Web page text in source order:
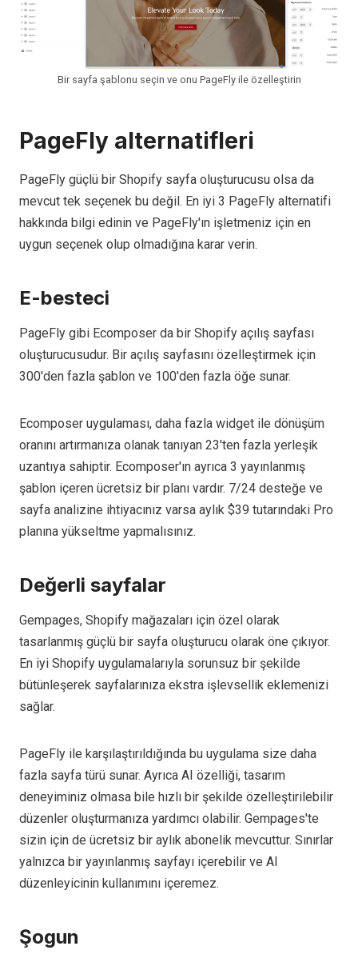
Bir sayfa şablonu seçin ve onu PageFly ile özelleştirin
PageFly alternatifleri
PageFly güçlü bir Shopify sayfa oluşturucusu olsa da
mevcut tek seçenek bu değil. En iyi 3 PageFly alternatifi
hakkında bilgi edinin ve PageFly'ın işletmeniz için en
uygun seçenek olup olmadığına karar verin.
E-besteci
PageFly gibi Ecomposer da bir Shopify açılış sayfası
oluşturucusudur. Bir açılış sayfasını özelleştirmek için
300'den fazla şablon ve 100'den fazla öğe sunar.
Ecomposer uygulaması, daha fazla widget ile dönüşüm
oranını artırmanıza olanak tanıyan 23'ten fazla yerleşik
uzantıya sahiptir. Ecomposer'ın ayrıca 3 yayınlanmış
şablon içeren ücretsiz bir planı vardır. 7/24 desteğe ve
sayfa analizine ihtiyacınız varsa aylık $39 tutarındaki Pro
planına yükseltme yapmalısınız.
Değerli sayfalar
Gempages, Shopify mağazaları için özel olarak
tasarlanmış güçlü bir sayfa oluşturucu olarak öne çıkıyor.
En iyi Shopify uygulamalarıyla sorunsuz bir şekilde
bütünleşerek sayfalarınıza ekstra işlevsellik eklemenizi
sağlar.
PageFly ile karşılaştırıldığında bu uygulama size daha
fazla sayfa türü sunar. Ayrıca AI özelliği, tasarım
deneyiminiz olmasa bile hızlı bir şekilde özelleştirilebilir
düzenler oluşturmanıza yardımcı olabilir. Gempages'te
sizin için de ücretsiz bir aylık abonelik mevcuttur. Sınırlar
yalnızca bir yayınlanmış sayfayı içerebilir ve AI
düzenleyicinin kullanımını içeremez.
Şogun